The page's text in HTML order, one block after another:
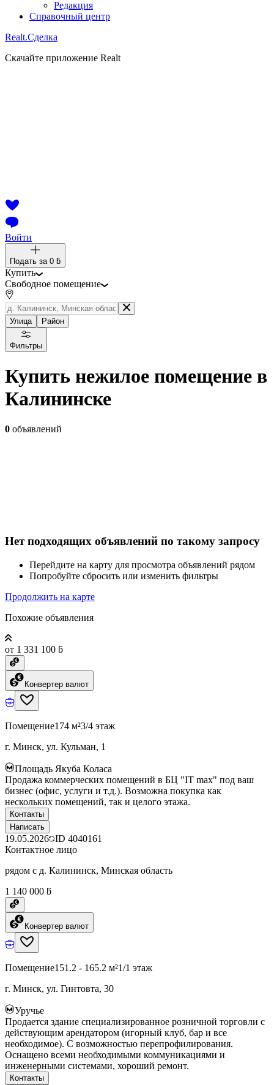
Редакция
Справочный центр
Realt.Сделка
Скачайте приложение Realt
Войти
Подать за 0 ƃ
Купить
Свободное помещение
Улица Район
Фильтры
Купить нежилое помещение в
Калининске
0 объявлений
Нет подходящих объявлений по такому запросу
Перейдите на карту для просмотра объявлений рядом
Попробуйте сбросить или изменить фильтры
Продолжить на карте
Похожие объявления
от 1 331 100 ƃ
Конвертер валют
Помещение174 м²3/4 этаж
г. Минск, ул. Кульман, 1
Площадь Якуба Коласа
Продажа коммерческих помещений в БЦ "IT max" под ваш
бизнес (офис, услуги и т.д.). Возможна покупка как
нескольких помещений, так и целого этажа.
Контакты
Написать
19.05.2026 ID 4040161
Контактное лицо
рядом с д. Калининск, Минская область
1 140 000 ƃ
Конвертер валют
Помещение151.2 - 165.2 м²1/1 этаж
г. Минск, ул. Гинтовта, 30
Уручье
Продается здание специализированное розничной торговли с
действующим арендатором (игорный клуб, бар и все
необходимое). С возможностью перепрофилирования.
Оснащено всеми необходимыми коммуникациями и
инженерными системами, хороший ремонт.
Контакты